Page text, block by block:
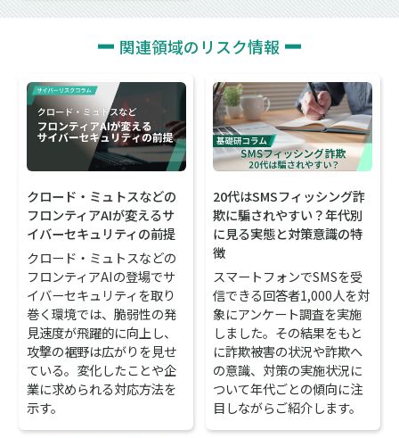
関連領域のリスク情報
クロード・ミュトスなどの
フロンティアAIが変えるサ
イバーセキュリティの前提
クロード・ミュトスなどの
フロンティアAIの登場でサ
イバーセキュリティを取り
巻く環境では、脆弱性の発
見速度が飛躍的に向上し、
攻撃の裾野は広がりを見せ
ている。変化したことや企
業に求められる対応方法を
示す。
20代はSMSフィッシング詐
欺に騙されやすい？年代別
に見る実態と対策意識の特
徴
スマートフォンでSMSを受
信できる回答者1,000人を対
象にアンケート調査を実施
しました。その結果をもと
に詐欺被害の状況や詐欺へ
の意識、対策の実施状況に
ついて年代ごとの傾向に注
目しながらご紹介します。